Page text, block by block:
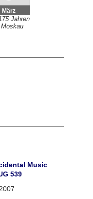
März
Jahren
Music
539